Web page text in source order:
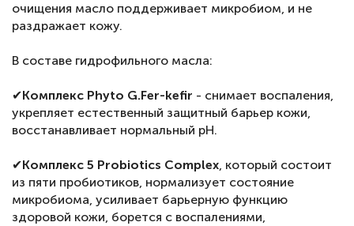
очищения масло поддерживает микробиом, и не
раздражает кожу.
В составе гидрофильного масла:
✔Комплекс Phyto G.Fer-kefir - снимает воспаления,
укрепляет естественный защитный барьер кожи,
восстанавливает нормальный pH.
✔Комплекс 5 Probiotics Complex, который состоит
из пяти пробиотиков, нормализует состояние
микробиома, усиливает барьерную функцию
здоровой кожи, борется с воспалениями,